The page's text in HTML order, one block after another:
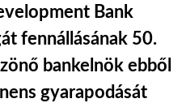
Bank
fennállásának 50.
bankelnök ebből
gyarapodását